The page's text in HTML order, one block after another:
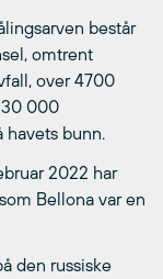
består
omtrent
over 4700
30 000
havets bunn.
2022 har
Bellona var en
den russiske